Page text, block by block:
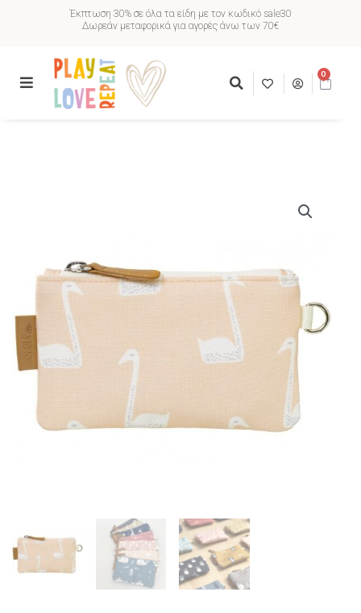
Έκπτωση 30% σε όλα τα είδη με τον κωδικό sale30
Δωρεάν μεταφορικά για αγορές άνω των 70€
0